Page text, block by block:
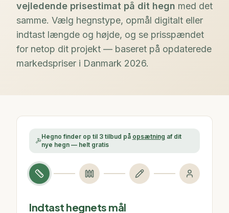
vejledende prisestimat på dit hegn med det
samme. Vælg hegnstype, opmål digitalt eller
indtast længde og højde, og se prisspændet
for netop dit projekt — baseret på opdaterede
markedspriser i Danmark 2026.
Hegno finder op til 3 tilbud på opsætning af dit
nye hegn — helt gratis
Indtast hegnets mål